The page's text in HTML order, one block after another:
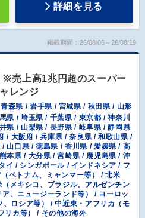
詳細を見る
掲載期間：26/08/06～26/08/19
※売上高1兆円超のスーパー
レンジ
森県 / 岩手県 / 宮城県 / 秋田県 / 山形
県 / 埼玉県 / 千葉県 / 東京都 / 神奈川
県 / 山梨県 / 長野県 / 岐阜県 / 静岡県
/ 大阪府 / 兵庫県 / 奈良県 / 和歌山県 /
山口県 / 徳島県 / 香川県 / 愛媛県 / 高
本県 / 大分県 / 宮崎県 / 鹿児島県 / 沖
イ / シンガポール / インドネシア / フ
ベトナム、ミャンマー等） / 北米
（メキシコ、ブラジル、アルゼンチン
、ニュージーランド等） / ヨーロッ
ロシア等） / 中近東・アフリカ（モ
リカ等） / その他の海外